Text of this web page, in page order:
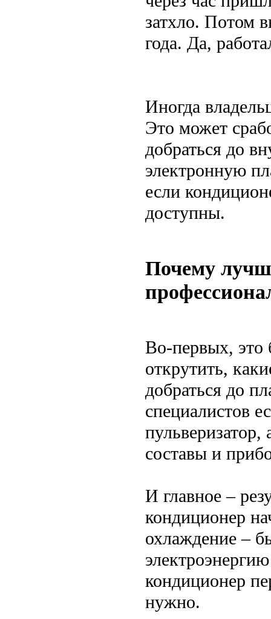
затхло. Потом
года. Да,
Иногда
Это может
добраться до
электронную
если
доступны.
Почему
Во-первых, это
открутить,
добраться до
специалистов
составы и
И главное –
кондиционер
охлаждение –
кондиционер
нужно.